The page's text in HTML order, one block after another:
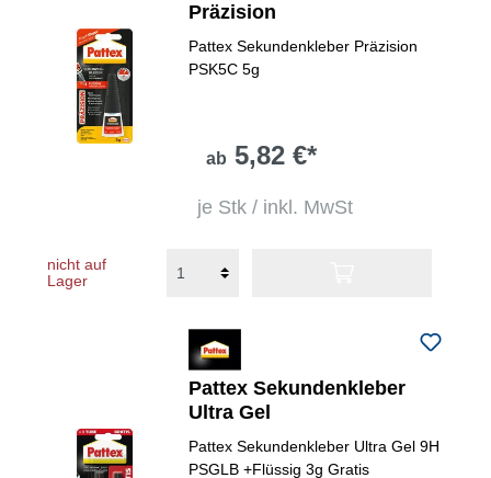
Präzision
Pattex Sekundenkleber Präzision
PSK5C 5g
ab 5,82 €*
je Stk / inkl. MwSt
nicht auf
Lager
Pattex Sekundenkleber
Ultra Gel
Pattex Sekundenkleber Ultra Gel 9H
PSGLB +Flüssig 3g Gratis